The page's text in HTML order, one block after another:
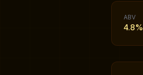
ABV
4.8%